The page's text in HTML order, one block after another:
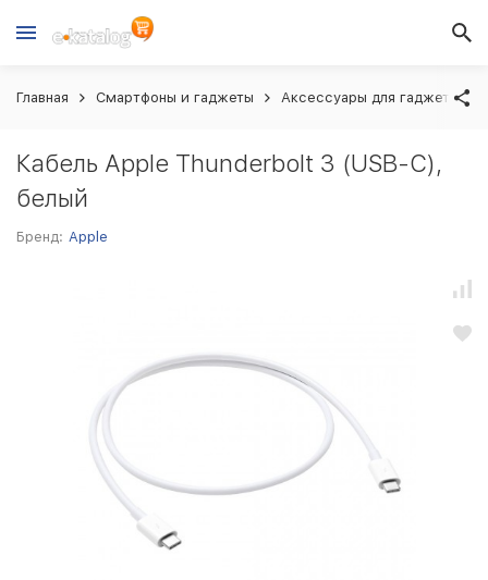
Главная Смартфоны и гаджеты Аксессуары для гаджетов
Кабель Apple Thunderbolt 3 (USB-C),
белый
Бренд: Apple